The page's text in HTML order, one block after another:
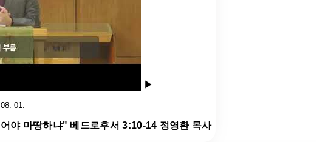
01.
야 마땅하냐" 베드로후서 3:10-14 정영환 목사